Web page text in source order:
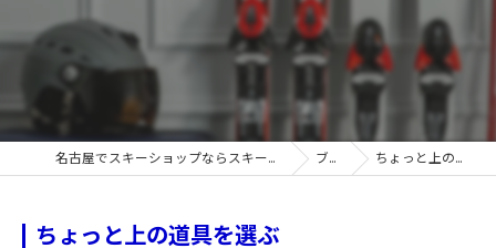
名古屋でスキーショップならスキーヤーズピットエリア1 ブログ ちょっと上の道具を選ぶ
ちょっと上の道具を選ぶ